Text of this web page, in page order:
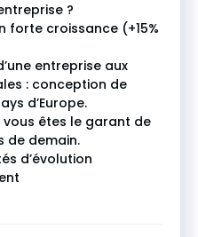
?
forte croissance (+15%
entreprise aux
: conception de
d’Europe.
vous êtes le garant de
de demain.
d’évolution